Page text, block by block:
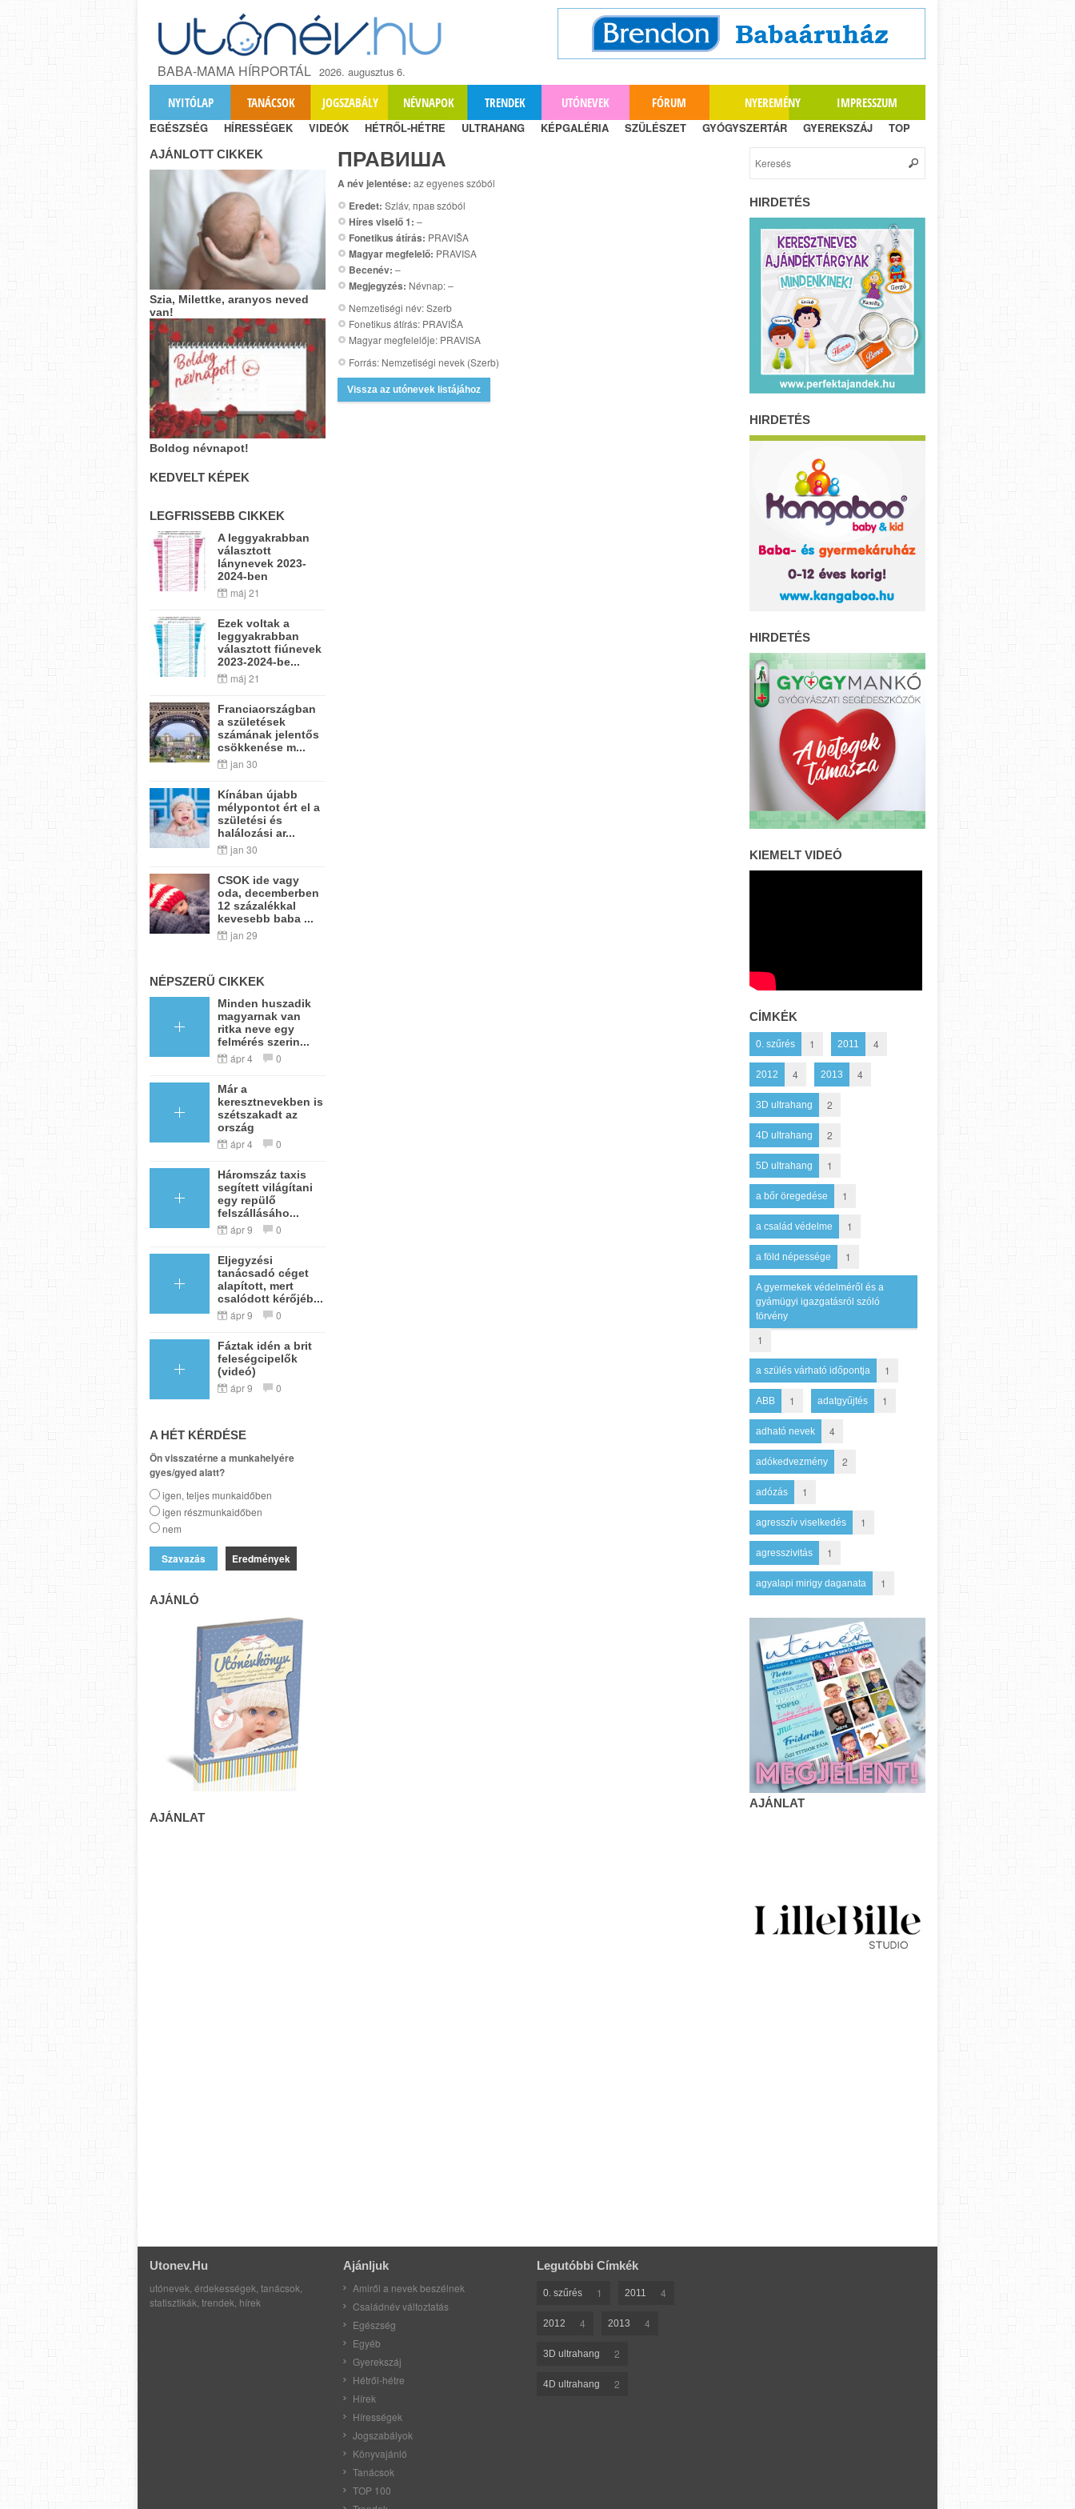
BABA-MAMA HÍRPORTÁL 2026. augusztus 6.
NYITÓLAP TANÁCSOK JOGSZABÁLY NÉVNAPOK TRENDEK UTÓNEVEK FÓRUM NYEREMÉNY IMPRESSZUM
EGÉSZSÉG HÍRESSÉGEK VIDEÓK HÉTRŐL-HÉTRE ULTRAHANG KÉPGALÉRIA SZÜLÉSZET GYÓGYSZERTÁR GYEREKSZÁJ TOP
ПРАВИША
A név jelentése: az egyenes szóból
Eredet: Szláv, прав szóból
Híres viselő 1: –
Fonetikus átírás: PRAVIŠA
Magyar megfelelő: PRAVISA
Becenév: –
Megjegyzés: Névnap: –
Nemzetiségi név: Szerb
Fonetikus átírás: PRAVIŠA
Magyar megfelelője: PRAVISA
Forrás: Nemzetiségi nevek (Szerb)
Vissza az utónevek listájához
AJÁNLOTT CIKKEK
Szia, Milettke, aranyos neved
van!
Boldog névnapot!
KEDVELT KÉPEK
LEGFRISSEBB CIKKEK
A leggyakrabban
választott
lánynevek 2023-
2024-ben
máj 21
Ezek voltak a
leggyakrabban
választott fiúnevek
2023-2024-be...
máj 21
Franciaországban
a születések
számának jelentős
csökkenése m...
jan 30
Kínában újabb
mélypontot ért el a
születési és
halálozási ar...
jan 30
CSOK ide vagy
oda, decemberben
12 százalékkal
kevesebb baba ...
jan 29
NÉPSZERŰ CIKKEK
Minden huszadik
magyarnak van
ritka neve egy
felmérés szerin...
ápr 4 0
Már a
keresztnevekben is
szétszakadt az
ország
ápr 4 0
Háromszáz taxis
segített világítani
egy repülő
felszállásáho...
ápr 9 0
Eljegyzési
tanácsadó céget
alapított, mert
csalódott kérőjéb...
ápr 9 0
Fáztak idén a brit
feleségcipelők
(videó)
ápr 9 0
A HÉT KÉRDÉSE
Ön visszatérne a munkahelyére
gyes/gyed alatt?
igen, teljes munkaidőben
igen részmunkaidőben
nem
Eredmények
AJÁNLÓ
AJÁNLAT
HIRDETÉS
HIRDETÉS
HIRDETÉS
KIEMELT VIDEÓ
CÍMKÉK
0. szűrés 1 2011 4
2012 4 2013 4
3D ultrahang 2
4D ultrahang 2
5D ultrahang 1
a bőr öregedése 1
a család védelme 1
a föld népessége 1
A gyermekek védelméről és a
gyámügyi igazgatásról szóló
törvény
1
a szülés várható időpontja 1
ABB 1 adatgyűjtés 1
adható nevek 4
adókedvezmény 2
adózás 1
agresszív viselkedés 1
agresszivitás 1
agyalapi mirigy daganata 1
AJÁNLAT
Utonev.hu
utónevek, érdekességek, tanácsok,
statisztikák, trendek, hírek
Ajánljuk
Amiről a nevek beszélnek
Családnév változtatás
Egészség
Egyéb
Gyerekszáj
Hétről-hétre
Hírek
Hírességek
Jogszabályok
Könyvajánló
Tanácsok
TOP 100
Legutóbbi Címkék
0. szűrés 1 2011 4
2012 4 2013 4
3D ultrahang 2
4D ultrahang 2